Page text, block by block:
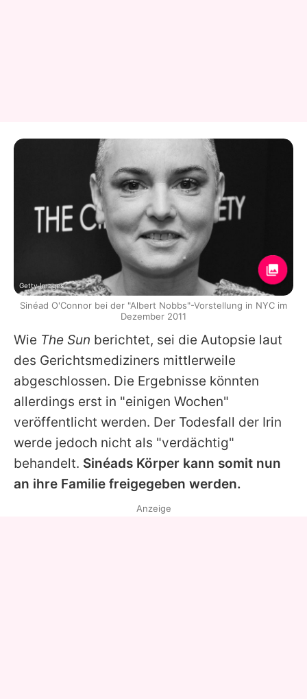
Wie The Sun berichtet, sei die Autopsie laut
des Gerichtsmediziners mittlerweile
abgeschlossen. Die Ergebnisse könnten
allerdings erst in "einigen Wochen"
veröffentlicht werden. Der Todesfall der Irin
werde jedoch nicht als "verdächtig"
behandelt. Sinéads Körper kann somit nun
an ihre Familie freigegeben werden.
Getty Images
Sinéad O'Connor bei der "Albert Nobbs"-Vorstellung in NYC im
Dezember 2011
Anzeige